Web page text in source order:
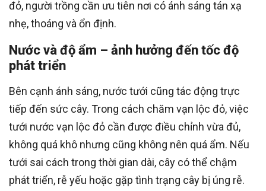
đỏ, người trồng cần ưu tiên nơi có ánh sáng tán xạ
nhẹ, thoáng và ổn định.
Nước và độ ẩm – ảnh hưởng đến tốc độ
phát triển
Bên cạnh ánh sáng, nước tưới cũng tác động trực
tiếp đến sức cây. Trong cách chăm vạn lộc đỏ, việc
tưới nước vạn lộc đỏ cần được điều chỉnh vừa đủ,
không quá khô nhưng cũng không nên quá ẩm. Nếu
tưới sai cách trong thời gian dài, cây có thể chậm
phát triển, rễ yếu hoặc gặp tình trạng cây bị úng rễ.